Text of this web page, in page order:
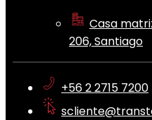
Casa
206, Santiago
+56 2 2715 7200